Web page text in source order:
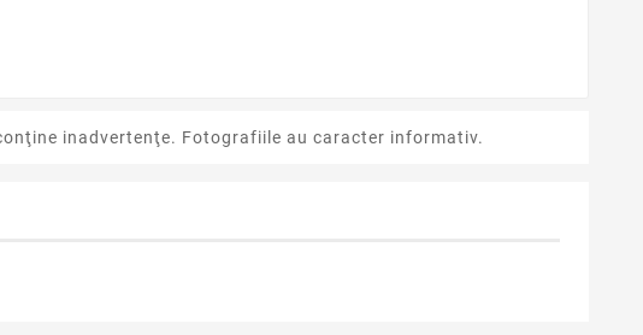
inadvertenţe. Fotografiile au caracter informativ.